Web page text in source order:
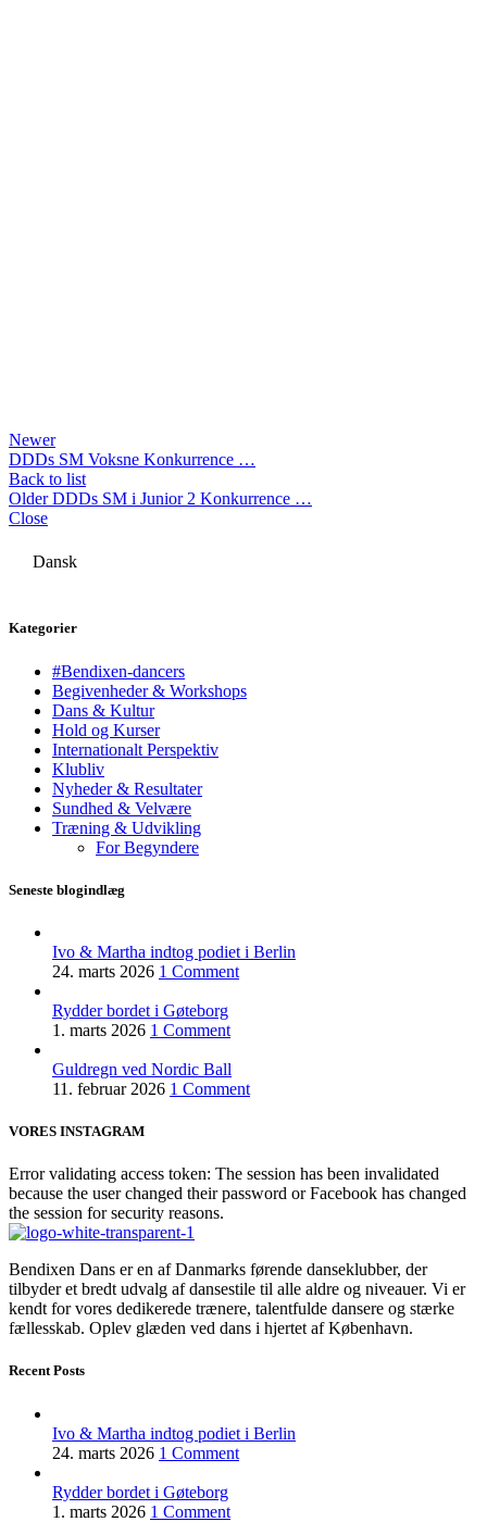
Newer
DDDs SM Voksne Konkurrence …
Back to list
Older DDDs SM i Junior 2 Konkurrence …
Close
Dansk
Kategorier
#Bendixen-dancers
Begivenheder & Workshops
Dans & Kultur
Hold og Kurser
Internationalt Perspektiv
Klubliv
Nyheder & Resultater
Sundhed & Velvære
Træning & Udvikling
For Begyndere
Seneste blogindlæg
Ivo & Martha indtog podiet i Berlin
24. marts 2026 1 Comment
Rydder bordet i Gøteborg
1. marts 2026 1 Comment
Guldregn ved Nordic Ball
11. februar 2026 1 Comment
VORES INSTAGRAM
Error validating access token: The session has been invalidated
because the user changed their password or Facebook has changed
the session for security reasons.
Bendixen Dans er en af Danmarks førende danseklubber, der
tilbyder et bredt udvalg af dansestile til alle aldre og niveauer. Vi er
kendt for vores dedikerede trænere, talentfulde dansere og stærke
fællesskab. Oplev glæden ved dans i hjertet af København.
Recent Posts
Ivo & Martha indtog podiet i Berlin
24. marts 2026 1 Comment
Rydder bordet i Gøteborg
1. marts 2026 1 Comment